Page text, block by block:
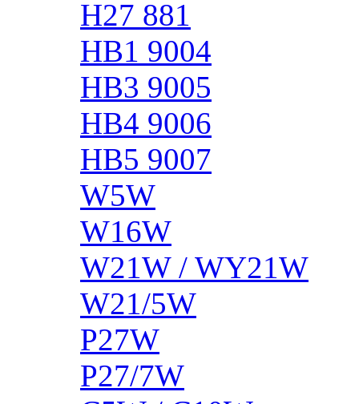
H27 881
HB1 9004
HB3 9005
HB4 9006
HB5 9007
W5W
W16W
W21W / WY21W
W21/5W
P27W
P27/7W